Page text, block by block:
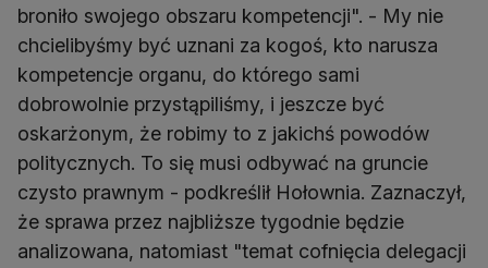
broniło swojego obszaru kompetencji". - My nie
chcielibyśmy być uznani za kogoś, kto narusza
kompetencje organu, do którego sami
dobrowolnie przystąpiliśmy, i jeszcze być
oskarżonym, że robimy to z jakichś powodów
politycznych. To się musi odbywać na gruncie
czysto prawnym - podkreślił Hołownia. Zaznaczył,
że sprawa przez najbliższe tygodnie będzie
analizowana, natomiast "temat cofnięcia delegacji